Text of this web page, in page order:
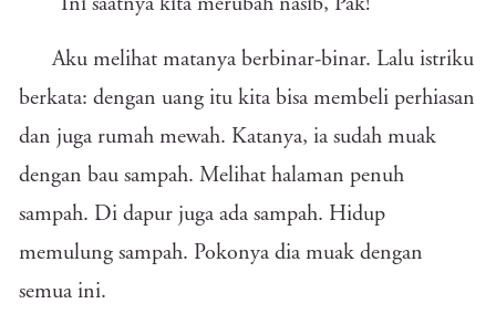
"Ini saatnya kita merubah nasib, Pak!"
Aku melihat matanya berbinar-binar. Lalu istriku
berkata: dengan uang itu kita bisa membeli perhiasan
dan juga rumah mewah. Katanya, ia sudah muak
dengan bau sampah. Melihat halaman penuh
sampah. Di dapur juga ada sampah. Hidup
memulung sampah. Pokonya dia muak dengan
semua ini.